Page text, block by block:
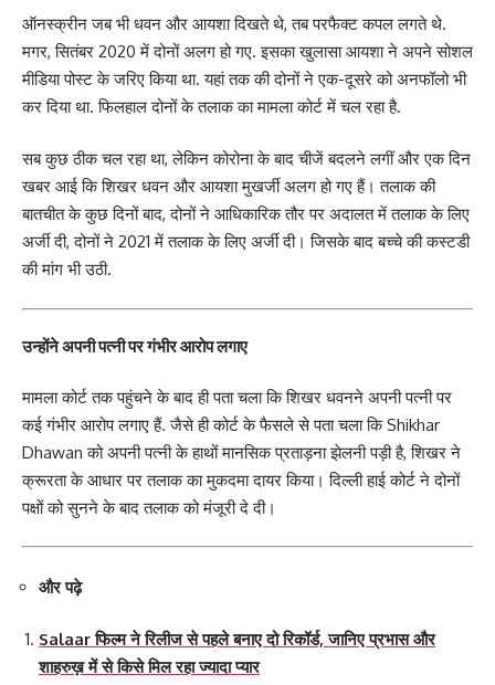
ऑनस्क्रीन जब भी धवन और आयशा दिखते थे, तब परफैक्ट कपल लगते थे.
मगर, सितंबर 2020 में दोनों अलग हो गए. इसका खुलासा आयशा ने अपने सोशल
मीडिया पोस्ट के जरिए किया था. यहां तक की दोनों ने एक-दूसरे को अनफॉलो भी
कर दिया था. फिलहाल दोनों के तलाक का मामला कोर्ट में चल रहा है.
सब कुछ ठीक चल रहा था, लेकिन कोरोना के बाद चीजें बदलने लगीं और एक दिन
खबर आई कि शिखर धवन और आयशा मुखर्जी अलग हो गए हैं। तलाक की
बातचीत के कुछ दिनों बाद, दोनों ने आधिकारिक तौर पर अदालत में तलाक के लिए
अर्जी दी, दोनों ने 2021 में तलाक के लिए अर्जी दी। जिसके बाद बच्चे की कस्टडी
की मांग भी उठी.
उन्होंने अपनी पत्नी पर गंभीर आरोप लगाए
मामला कोर्ट तक पहुंचने के बाद ही पता चला कि शिखर धवनने अपनी पत्नी पर
कई गंभीर आरोप लगाए हैं. जैसे ही कोर्ट के फैसले से पता चला कि Shikhar
Dhawan को अपनी पत्नी के हाथों मानसिक प्रताड़ना झेलनी पड़ी है, शिखर ने
क्रूरता के आधार पर तलाक का मुकदमा दायर किया। दिल्ली हाई कोर्ट ने दोनों
पक्षों को सुनने के बाद तलाक को मंजूरी दे दी।
और पढ़े
Salaar फिल्म ने रिलीज से पहले बनाए दो रिकॉर्ड, जानिए प्रभास और
शाहरुख़ में से किसे मिल रहा ज्यादा प्यार